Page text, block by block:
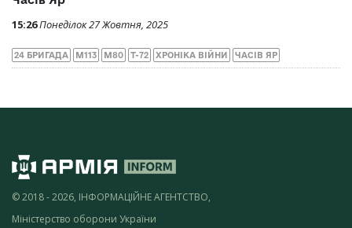
15:26Понеділок 27 Жовтня, 2025
24 БРИГАДА M113 M80 Т-72 ХРОНІКА ВІЙНИ ЧАСІВ ЯР
© 2018 - 2026, ІНФОРМАЦІЙНЕ АГЕНТСТВО,
Міністерство оборони України